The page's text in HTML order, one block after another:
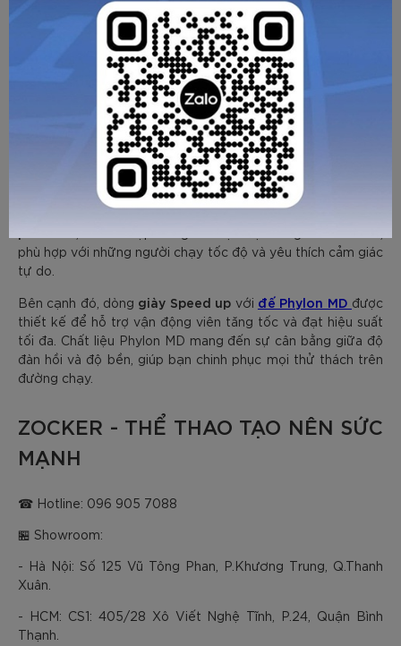
người dùng cần lựa chọn giày phù hợp với nhu cầu cá nhân.
Sự phát triển không ngừng của công nghệ hứa hẹn sẽ mang
đến những cải tiến mới trong tương lai, nhưng mút ZoomX
vẫn giữ vững vị thế tiên phong trong lĩnh vực này.
Nguồn tham khảo: https://www.nike.com/vn/zoomx
Zocker cam kết mang đến những sản phẩm giày chạy bộ
chất lượng cao, đáp ứng nhu cầu đa dạng của người dùng
Việt. Với dòng giàyUltra lightsử dụngđế light foam
phù hợp với những người chạy tốc độ và yêu thích cảm giác
tự do.
Bên cạnh đó, dòng giày Speed up với đế Phylon MD được
thiết kế để hỗ trợ vận động viên tăng tốc và đạt hiệu suất
tối đa. Chất liệu Phylon MD mang đến sự cân bằng giữa độ
đàn hồi và độ bền, giúp bạn chinh phục mọi thử thách trên
đường chạy.
ZOCKER - THỂ THAO TẠO NÊN SỨC
MẠNH
☎ Hotline: 096 905 7088
🏪 Showroom:
- Hà Nội: Số 125 Vũ Tông Phan, P.Khương Trung, Q.Thanh
Xuân.
- HCM: CS1: 405/28 Xô Viết Nghệ Tĩnh, P.24, Quận Bình
Thạnh.